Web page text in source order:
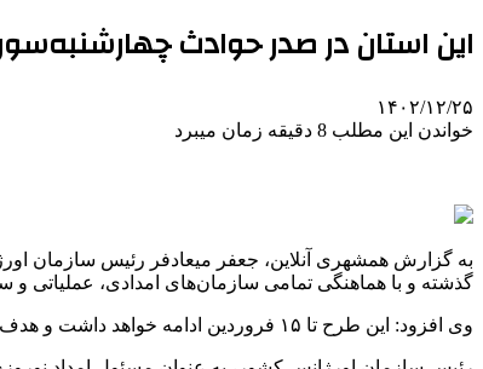
این استان در صدر حوادث
۱۴۰۲/۱۲/۲۵
خواندن این مطلب 8 دقیقه زمان میبرد
به گزارش همشهری آنلاین، جعفر میعادفر رئیس سازمان
گذشته و با هماهنگی تمامی سازمان‌های امدادی، عملیاتی و
وی افزود: این طرح تا ۱۵ فروردین ادامه خواهد داشت و هدف آن ارائه خدمات بهینه به مردم در ایام نوروز است.